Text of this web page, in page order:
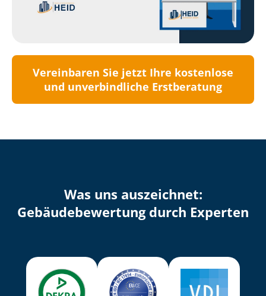
Vereinbaren Sie jetzt Ihre kostenlose
und unverbindliche Erstberatung
Was uns auszeichnet:
Ge­bäu­de­be­wer­tung durch Experten